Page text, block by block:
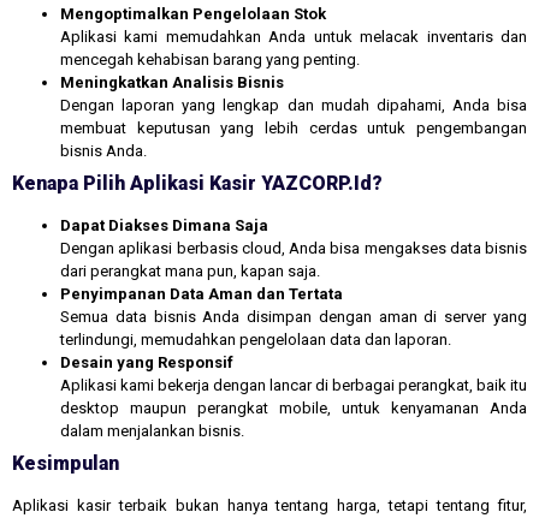
Mengoptimalkan Pengelolaan Stok
Aplikasi kami memudahkan Anda untuk melacak inventaris dan
mencegah kehabisan barang yang penting.
Meningkatkan Analisis Bisnis
Dengan laporan yang lengkap dan mudah dipahami, Anda bisa
membuat keputusan yang lebih cerdas untuk pengembangan
bisnis Anda.
Kenapa Pilih Aplikasi Kasir YAZCORP.id?
Dapat Diakses Dimana Saja
Dengan aplikasi berbasis cloud, Anda bisa mengakses data bisnis
dari perangkat mana pun, kapan saja.
Penyimpanan Data Aman dan Tertata
Semua data bisnis Anda disimpan dengan aman di server yang
terlindungi, memudahkan pengelolaan data dan laporan.
Desain yang Responsif
Aplikasi kami bekerja dengan lancar di berbagai perangkat, baik itu
desktop maupun perangkat mobile, untuk kenyamanan Anda
dalam menjalankan bisnis.
Kesimpulan
Aplikasi kasir terbaik bukan hanya tentang harga, tetapi tentang fitur,